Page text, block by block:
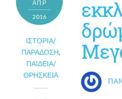
ΑΠΡ
2016
ΙΣΤΟΡΊΑ/
ΠΑΡΆΔΟΣΗ,
ΠΑΙΔΕΊΑ/
ΘΡΗΣΚΕΊΑ